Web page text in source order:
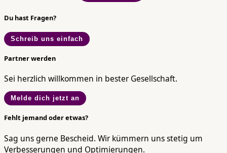
Du hast Fragen?
Schreib uns einfach
Partner werden
Sei herzlich willkommen in bester Gesellschaft.
Melde dich jetzt an
Fehlt jemand oder etwas?
Sag uns gerne Bescheid. Wir kümmern uns stetig um
Verbesserungen und Optimierungen.